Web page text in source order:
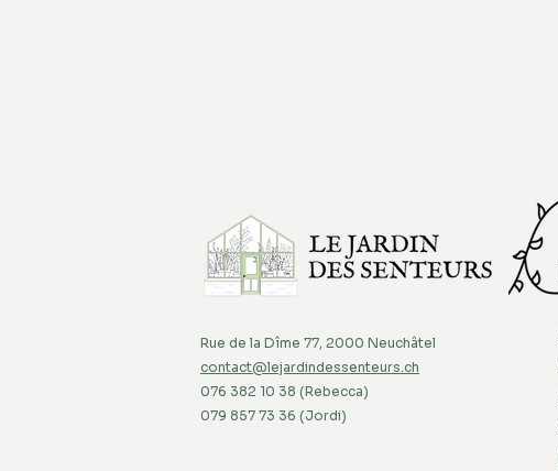
Rue de la Dîme 77, 2000 Neuchâtel
contact@lejardindessenteurs.ch
076 382 10 38 (Rebecca)
079 857 73 36 (Jordi)